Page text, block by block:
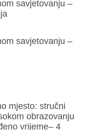
savjetovanju –
savjetovanju –
mjesto: stručni
obrazovanju
vrijeme– 4